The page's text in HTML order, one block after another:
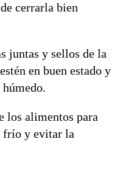
cerrarla bien
juntas y sellos de la
en buen estado y
los alimentos para
frío y evitar la